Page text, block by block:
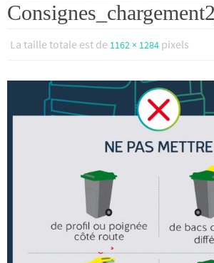
La taille totale est de 1162 × 1284 pixels